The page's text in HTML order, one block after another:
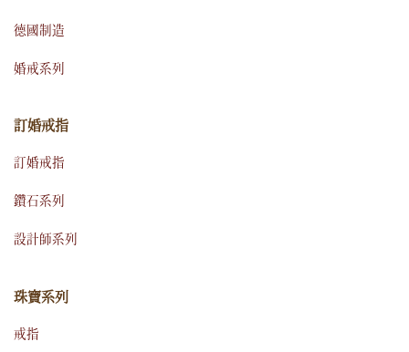
德國制造
婚戒系列
訂婚戒指
訂婚戒指
鑽石系列
設計師系列
珠寶系列
戒指